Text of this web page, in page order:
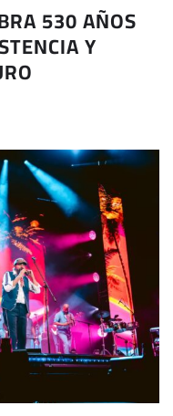
530 AÑOS
Y